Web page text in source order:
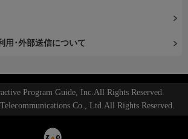
用･外部送信について
Program Guide, Inc.All Rights Reserved.
Co., Ltd.All Rights Reserved.